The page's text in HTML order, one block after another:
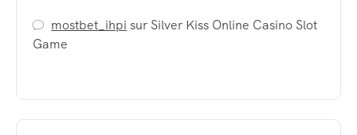
mostbet_ihpi sur Silver Kiss Online Casino Slot
Game